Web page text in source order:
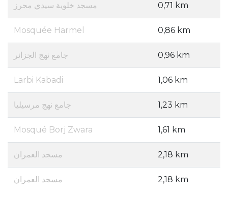
مسجد خلوية سيدي محرز 0,71 km
Mosquée Harmel 0,86 km
جامع نهج الجزائر 0,96 km
Larbi Kabadi 1,06 km
جامع نهج مرسيليا 1,23 km
Mosqué Borj Zwara 1,61 km
مسجد العمران 2,18 km
مسجد العمران 2,18 km